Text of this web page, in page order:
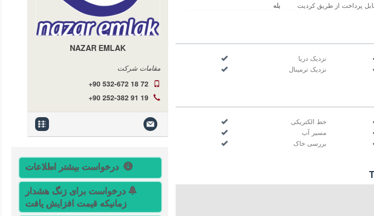
پرداخت از طریق کردیت
بله
نزدیک دریا
نزدیک ترمینال
خط الکتریکی
مسیر آب
بررسی خاک
NAZAR EMLAK
مقامات شرکت
+90 532-672 18 72
+90 252-382 91 19
درخواست بیشتر اطلاعات
درخواست برای زنگ هشدار
زمانیکه قیمت افزایش یافت